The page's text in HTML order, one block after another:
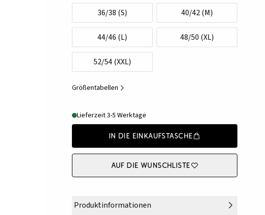
36/38 (S) 40/42 (M)
44/46 (L) 48/50 (XL)
52/54 (XXL)
Größentabellen
Lieferzeit 3-5 Werktage
In die Einkaufstasche
Auf die Wunschliste
Produktinformationen